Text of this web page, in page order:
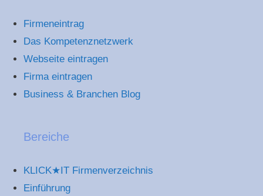
Firmeneintrag
Das Kompetenznetzwerk
Webseite eintragen
Firma eintragen
Business & Branchen Blog
Bereiche
KLICK★IT Firmenverzeichnis
Einführung